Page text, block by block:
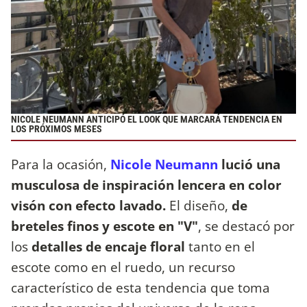
NICOLE NEUMANN ANTICIPÓ EL LOOK QUE MARCARÁ TENDENCIA EN
LOS PRÓXIMOS MESES
Para la ocasión, Nicole Neumann lució una
musculosa de inspiración lencera en color
visón con efecto lavado. El diseño, de
breteles finos y escote en "V", se destacó por
losdetalles de encaje floral tanto en el
escote como en el ruedo, un recurso
característico de esta tendencia que toma